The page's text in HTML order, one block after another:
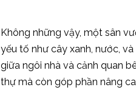
Không những vậy, một sân
yếu tố như cây xanh, nước,
giữa ngôi nhà và cảnh quan
thự mà còn góp phần nâng